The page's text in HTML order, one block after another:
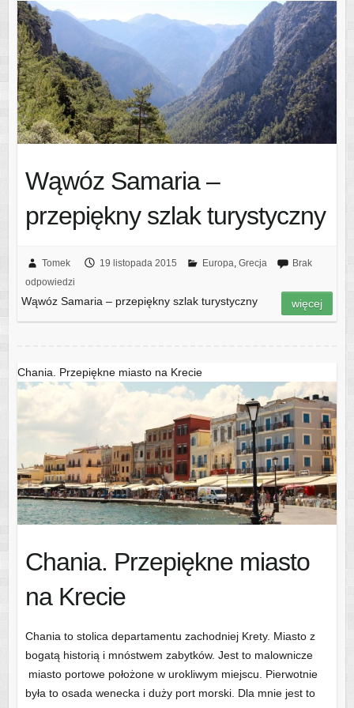
Wąwóz Samaria –
przepiękny szlak turystyczny
Tomek 19 listopada 2015 Europa, Grecja
Brak
odpowiedzi
Wąwóz Samaria – przepiękny szlak turystyczny więcej
Chania. Przepiękne miasto na Krecie
Chania. Przepiękne miasto
na Krecie
Chania to stolica departamentu zachodniej Krety. Miasto z
bogatą historią i mnóstwem zabytków. Jest to malownicze
miasto portowe położone w urokliwym miejscu. Pierwotnie
była to osada wenecka i duży port morski. Dla mnie jest to